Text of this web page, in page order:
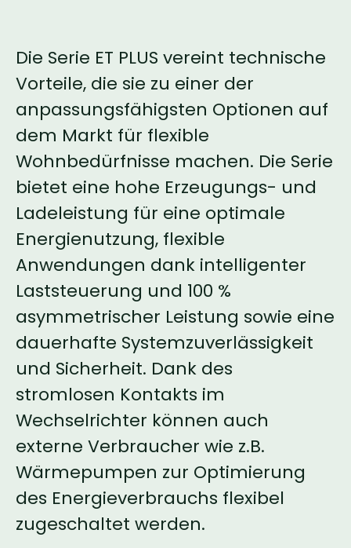
Die Serie ET PLUS vereint technische
Vorteile, die sie zu einer der
anpassungsfähigsten Optionen auf
dem Markt für flexible
Wohnbedürfnisse machen. Die Serie
bietet eine hohe Erzeugungs- und
Ladeleistung für eine optimale
Energienutzung, flexible
Anwendungen dank intelligenter
Laststeuerung und 100 %
asymmetrischer Leistung sowie eine
dauerhafte Systemzuverlässigkeit
und Sicherheit. Dank des
stromlosen Kontakts im
Wechselrichter können auch
externe Verbraucher wie z.B.
Wärmepumpen zur Optimierung
des Energieverbrauchs flexibel
zugeschaltet werden.